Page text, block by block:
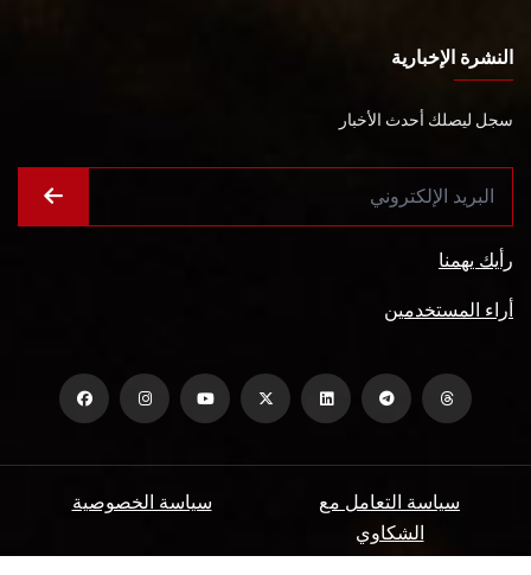
النشرة الإخبارية
سجل ليصلك أحدث الأخبار
رأيك يهمنا
أراء المستخدمين
سياسة الخصوصية
سياسة التعامل مع
الشكاوي